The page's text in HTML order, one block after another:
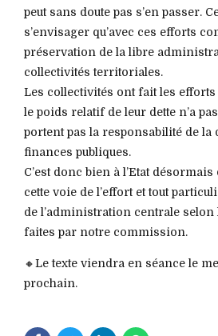
peut sans doute pas s’en passer.
s’envisager qu’avec ces efforts
préservation de la libre
collectivités territoriales.
Les collectivités ont fait les efforts
le poids relatif de leur dette n’a
portent pas la responsabilité de la
finances publiques.
C’est donc bien à l’Etat
cette voie de l’effort et tout
de l’administration centrale
faites par notre commission.
🔸Le texte viendra en séance le
prochain.